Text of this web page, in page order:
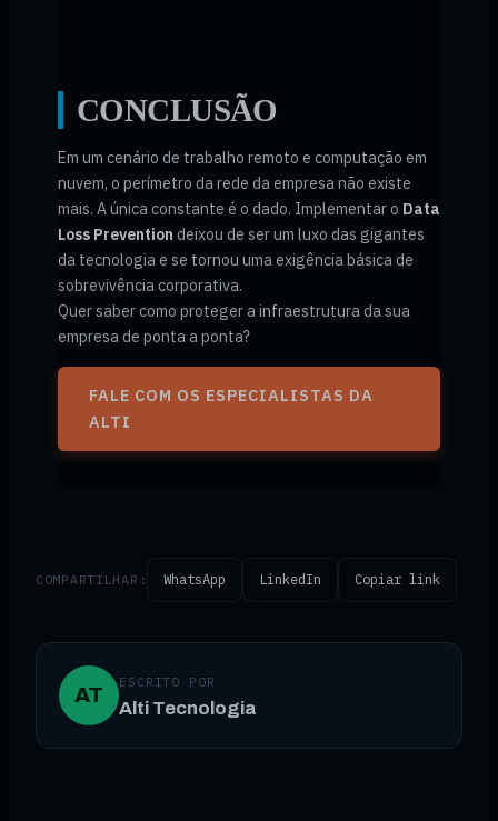
CONCLUSÃO
Em um cenário de trabalho remoto e computação em
nuvem, o perímetro da rede da empresa não existe
mais. A única constante é o dado. Implementar o Data
Loss Prevention deixou de ser um luxo das gigantes
da tecnologia e se tornou uma exigência básica de
sobrevivência corporativa.
Quer saber como proteger a infraestrutura da sua
empresa de ponta a ponta?
FALE COM OS ESPECIALISTAS DA
ALTI
COMPARTILHAR: WhatsApp LinkedIn Copiar link
AT
ESCRITO POR
Alti Tecnologia